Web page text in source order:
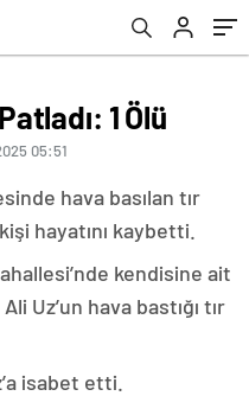
1 Ölü
05:51
hava basılan tır
hayatını kaybetti.
kendisine ait
Uz’un hava bastığı tır
isabet etti.